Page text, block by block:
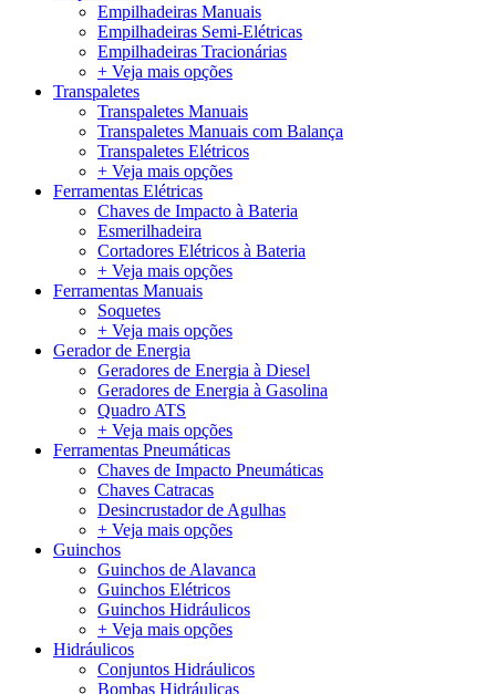
Empilhadeiras Manuais
Empilhadeiras Semi-Elétricas
Empilhadeiras Tracionárias
+ Veja mais opções
Transpaletes
Transpaletes Manuais
Transpaletes Manuais com Balança
Transpaletes Elétricos
+ Veja mais opções
Ferramentas Elétricas
Chaves de Impacto à Bateria
Esmerilhadeira
Cortadores Elétricos à Bateria
+ Veja mais opções
Ferramentas Manuais
Soquetes
+ Veja mais opções
Gerador de Energia
Geradores de Energia à Diesel
Geradores de Energia à Gasolina
Quadro ATS
+ Veja mais opções
Ferramentas Pneumáticas
Chaves de Impacto Pneumáticas
Chaves Catracas
Desincrustador de Agulhas
+ Veja mais opções
Guinchos
Guinchos de Alavanca
Guinchos Elétricos
Guinchos Hidráulicos
+ Veja mais opções
Hidráulicos
Conjuntos Hidráulicos
Bombas Hidráulicas